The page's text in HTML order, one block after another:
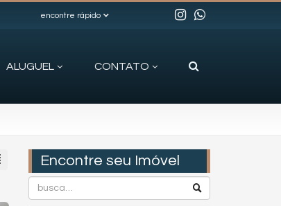
encontre rápido
ALUGUEL CONTATO
Encontre seu Imóvel